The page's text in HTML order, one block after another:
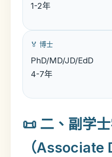
1-2年
🏅 博士
PhD/MD/JD/EdD
4-7年
📜 二、副学
（Associate